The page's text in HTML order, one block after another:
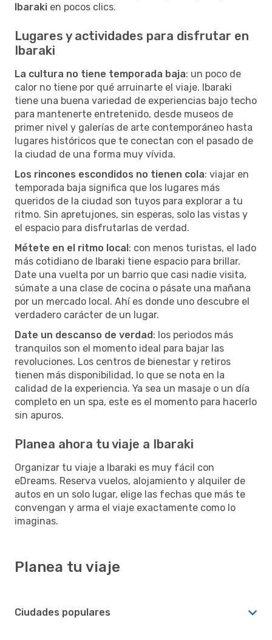
Ibaraki en pocos clics.
Lugares y actividades para disfrutar en
Ibaraki
La cultura no tiene temporada baja: un poco de
calor no tiene por qué arruinarte el viaje. Ibaraki
tiene una buena variedad de experiencias bajo techo
para mantenerte entretenido, desde museos de
primer nivel y galerías de arte contemporáneo hasta
lugares históricos que te conectan con el pasado de
la ciudad de una forma muy vívida.
Los rincones escondidos no tienen cola: viajar en
temporada baja significa que los lugares más
queridos de la ciudad son tuyos para explorar a tu
ritmo. Sin apretujones, sin esperas, solo las vistas y
el espacio para disfrutarlas de verdad.
Métete en el ritmo local: con menos turistas, el lado
más cotidiano de Ibaraki tiene espacio para brillar.
Date una vuelta por un barrio que casi nadie visita,
súmate a una clase de cocina o pásate una mañana
por un mercado local. Ahí es donde uno descubre el
verdadero carácter de un lugar.
Date un descanso de verdad: los periodos más
tranquilos son el momento ideal para bajar las
revoluciones. Los centros de bienestar y retiros
tienen más disponibilidad, lo que se nota en la
calidad de la experiencia. Ya sea un masaje o un día
completo en un spa, este es el momento para hacerlo
sin apuros.
Planea ahora tu viaje a Ibaraki
Organizar tu viaje a Ibaraki es muy fácil con
eDreams. Reserva vuelos, alojamiento y alquiler de
autos en un solo lugar, elige las fechas que más te
convengan y arma el viaje exactamente como lo
imaginas.
Planea tu viaje
Ciudades populares